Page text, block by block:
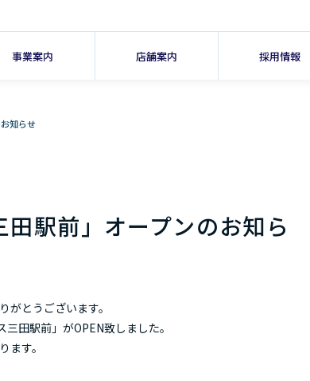
事業案内 店舗案内 採用情報
知らせ
田駅前」オープンのお知ら
とうございます。
田駅前」がOPEN致しました。
ます。